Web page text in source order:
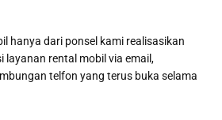
hanya dari ponsel kami realisasikan
layanan rental mobil via email,
telfon yang terus buka selama